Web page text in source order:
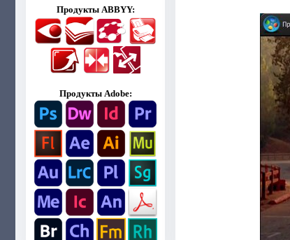
Продукты ABBYY:
Продукты Adobe: